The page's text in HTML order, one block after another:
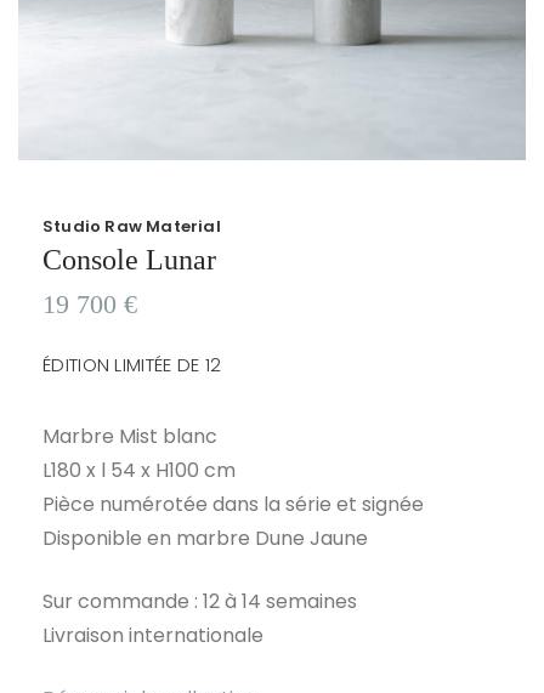
Studio Raw Material
Console Lunar
19 700 €
ÉDITION LIMITÉE DE 12
Marbre Mist blanc
L180 x l 54 x H100 cm
Pièce numérotée dans la série et signée
Disponible en marbre Dune Jaune
Sur commande : 12 à 14 semaines
Livraison internationale